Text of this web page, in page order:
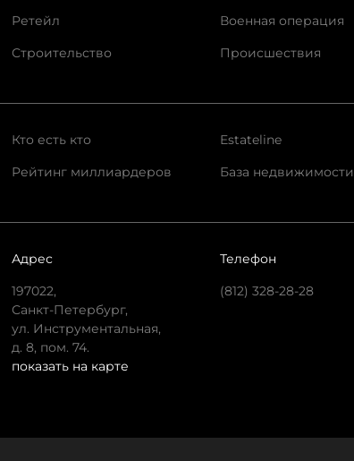
Ретейл
Строительство
Военная операция
Происшествия
Кто есть кто
Рейтинг миллиардеров
Estateline
База недвижимости
Адрес
197022,
Санкт-Петербург,
ул. Инструментальная,
д. 8, пом. 74.
показать на карте
Телефон
(812) 328-28-28